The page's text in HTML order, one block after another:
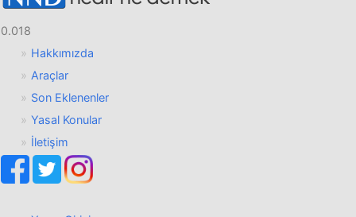
0.018
Hakkımızda
Araçlar
Son Eklenenler
Yasal Konular
İletişim